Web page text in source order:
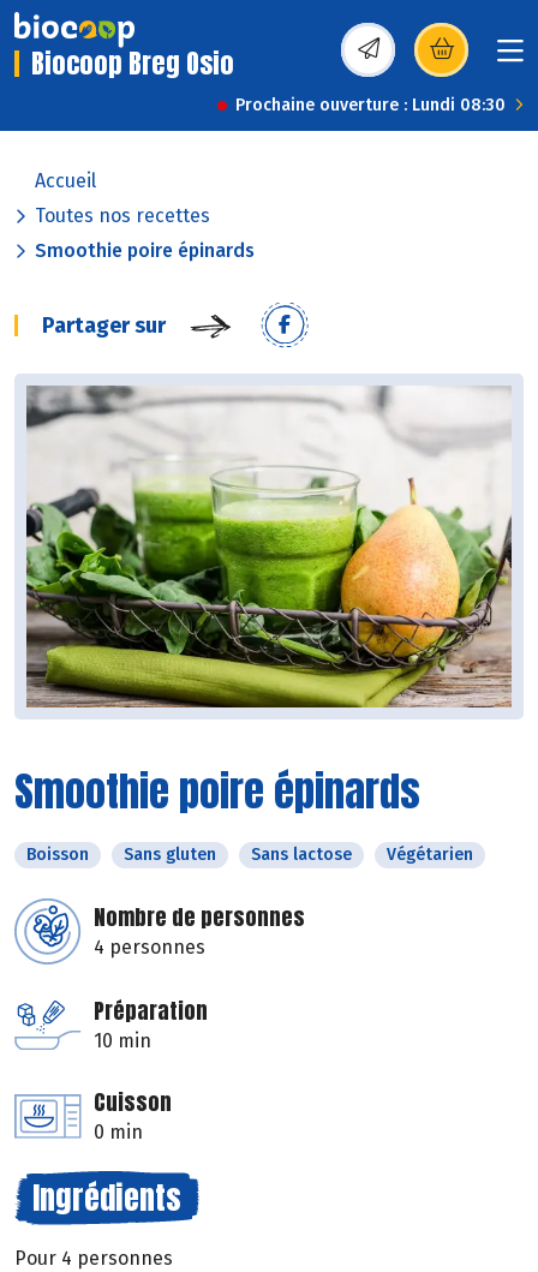
Biocoop Breg Osio (s’ouvre dans une
Prochaine ouverture : Lundi 08:30
Accueil
Toutes nos recettes
Smoothie poire épinards
Partager sur
Smoothie poire épinards
Boisson Sans gluten Sans lactose Végétarien
Nombre de personnes
4 personnes
Préparation
10 min
Cuisson
0 min
Ingrédients
Pour 4 personnes